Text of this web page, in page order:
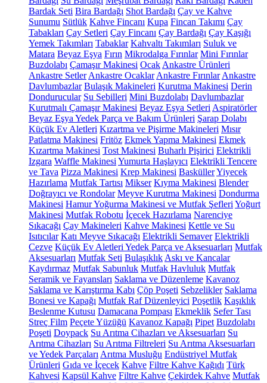
Bardak Seti Bira Bardağı Shot Bardağı Çay ve Kahve
Sunumu Sütlük Kahve Fincanı Kupa Fincan Takımı Çay
Tabakları Çay Setleri Çay Fincanı Çay Bardağı Çay Kaşığı
Yemek Takımları Tabaklar Kahvaltı Takımları Suluk ve
Matara Beyaz Eşya Fırın Mikrodalga Fırınlar Mini Fırınlar
Buzdolabı Çamaşır Makinesi Ocak Ankastre Ürünleri
Ankastre Setler Ankastre Ocaklar Ankastre Fırınlar Ankastre
Davlumbazlar Bulaşık Makineleri Kurutma Makinesi Derin
Dondurucular Su Sebilleri Mini Buzdolabı Davlumbazlar
Kurutmalı Çamaşır Makinesi Beyaz Eşya Setleri Aspiratörler
Beyaz Eşya Yedek Parça ve Bakım Ürünleri Şarap Dolabı
Küçük Ev Aletleri Kızartma ve Pişirme Makineleri Mısır
Patlatma Makinesi Fritöz Ekmek Yapma Makinesi Ekmek
Kızartma Makinesi Tost Makinesi Buharlı Pişirici Elektrikli
Izgara Waffle Makinesi Yumurta Haşlayıcı Elektrikli Tencere
ve Tava Pizza Makinesi Krep Makinesi BasküllerYiyecek
Hazırlama Mutfak Tartısı Mikser Kıyma Makinesi Blender
Doğrayıcı ve Rondolar Meyve Kurutma Makinesi Dondurma
Makinesi Hamur Yoğurma Makinesi ve Mutfak Şefleri Yoğurt
Makinesi Mutfak Robotu İçecek Hazırlama Narenciye
Sıkacağı Çay Makineleri Kahve Makinesi Kettle ve Su
Isıtıcılar Katı Meyve Sıkacağı Elektrikli Semaver Elektrikli
Cezve Küçük Ev Aletleri Yedek Parça ve Aksesuarları Mutfak
Aksesuarları Mutfak Seti Bulaşıklık Askı ve Kancalar
Kaydırmaz Mutfak Sabunluk Mutfak Havluluk Mutfak
Seramik ve Fayansları Saklama ve Düzenleme Kavanoz
Saklama ve Karıştırma Kabı Çöp Poşeti Sebzelikler Saklama
Bonesi ve Kapağı Mutfak Raf Düzenleyici Poşetlik Kaşıklık
Beslenme Kutusu Damacana Pompası Ekmeklik Sefer Tası
Streç Film Peçete Yüzüğü Kavanoz Kapağı Pipet Buzdolabı
Poşeti Doypack Su Arıtma Cihazları ve Aksesuarları Su
Arıtma Cihazları Su Arıtma Filtreleri Su Arıtma Aksesuarları
ve Yedek Parçaları Arıtma Musluğu Endüstriyel Mutfak
Ürünleri Gıda ve İçecek Kahve Filtre Kahve Kağıdı Türk
Kahvesi Kapsül Kahve Filtre Kahve Çekirdek Kahve Mutfak